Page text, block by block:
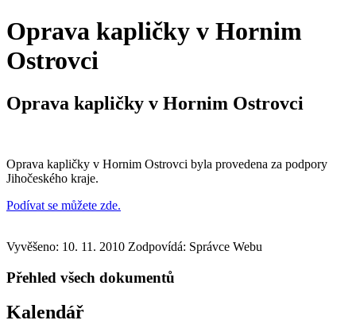
Oprava kapličky v Hornim
Ostrovci
Oprava kapličky v Hornim Ostrovci
Oprava kapličky v Hornim Ostrovci byla provedena za podpory
Jihočeského kraje.
Podívat se můžete zde.
Vyvěšeno: 10. 11. 2010 Zodpovídá: Správce Webu
Přehled všech dokumentů
Kalendář